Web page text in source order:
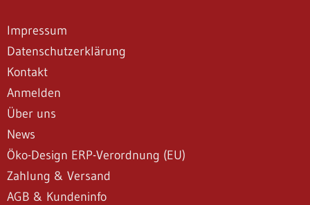
Impressum
Datenschutzerklärung
Kontakt
Anmelden
Über uns
News
Öko-Design ERP-Verordnung (EU)
Zahlung & Versand
AGB & Kundeninfo